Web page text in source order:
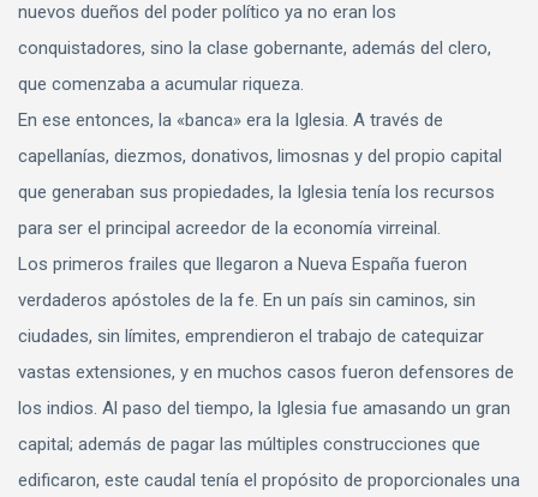
nuevos dueños del poder político ya no eran los
conquistadores, sino la clase gobernante, además del clero,
que comenzaba a acumular riqueza.
En ese entonces, la «banca» era la Iglesia. A través de
capellanías, diezmos, donativos, limosnas y del propio capital
que generaban sus propiedades, la Iglesia tenía los recursos
para ser el principal acreedor de la economía virreinal.
Los primeros frailes que llegaron a Nueva España fueron
verdaderos apóstoles de la fe. En un país sin caminos, sin
ciudades, sin límites, emprendieron el trabajo de catequizar
vastas extensiones, y en muchos casos fueron defensores de
los indios. Al paso del tiempo, la Iglesia fue amasando un gran
capital; además de pagar las múltiples construcciones que
edificaron, este caudal tenía el propósito de proporcionales una